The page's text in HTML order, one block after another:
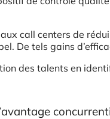
call centers de
De tels gains
des talents en